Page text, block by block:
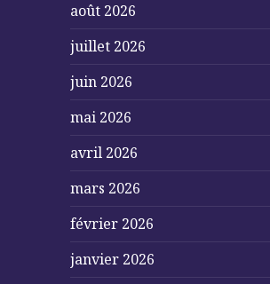
août 2026
juillet 2026
juin 2026
mai 2026
avril 2026
mars 2026
février 2026
janvier 2026